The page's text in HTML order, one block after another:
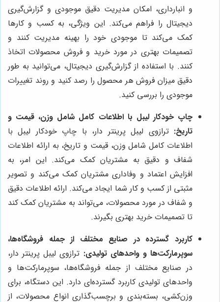
و انبارداری، امکان مدیریت دقیق موجودی و گزارش‌گیری
دیجیتال را فراهم می‌کند. این ویژگی، به کسب و کارها
کمک می‌کند تا موجودی خود را بهینه مدیریت کنند و
تصمیمات بهتری در مورد خرید و فروش محصولات اتخاذ
کنند. با استفاده از گزارش‌گیری دیجیتال، می‌توانید به طور
دقیق میزان فروش هر محصول را رصد کنید و روند تغییرات
موجودی را بررسی کنید.
چاپ خودکار لیبل با اطلاعات کامل شامل وزن، قیمت و
تاریخ: ترازوی لیبل پرینتر دار، با چاپ خودکار لیبل با
اطلاعات کامل شامل وزن، قیمت و تاریخ، به ارائه اطلاعات
شفاف و دقیق به مشتریان کمک می‌کند. این امر، به
افزایش اعتماد و وفاداری مشتریان کمک می‌کند و تصویر
مثبتی از کسب و کار شما ایجاد می‌کند. ارائه اطلاعات دقیق
و شفاف در مورد محصولات، می‌تواند به مشتریان کمک کند
تا تصمیمات خرید بهتری بگیرند.
کاربرد گسترده در صنایع مختلف از جمله فروشگاه‌ها،
سوپرمارکت‌ها و واحدهای تولیدی: ترازوی لیبل پرینتر دار،
در صنایع مختلف از جمله فروشگاه‌ها، سوپرمارکت‌ها و
واحدهای تولیدی کاربرد گسترده‌ای دارد. این دستگاه، برای
وزن‌کشی، بسته‌بندی و برچسب‌گذاری انواع محصولات، از